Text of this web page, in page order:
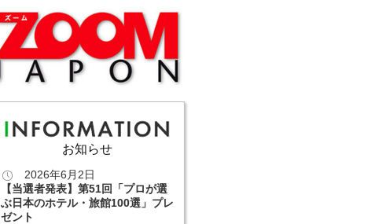
お知らせ
2026年6月2日
【当選者発表】第51回「プロが選
ぶ日本のホテル・旅館100選」プレ
ゼント